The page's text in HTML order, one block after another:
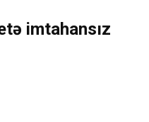
imtahansız